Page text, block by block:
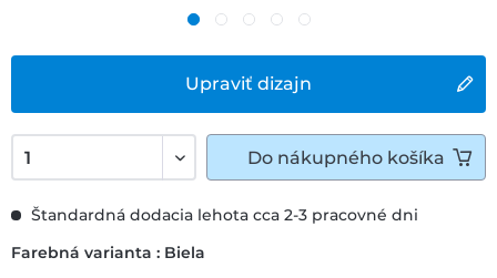
Upraviť dizajn
Štandardná dodacia lehota cca 2-3 pracovné dni
Farebná varianta : Biela
Do nákupného košíka